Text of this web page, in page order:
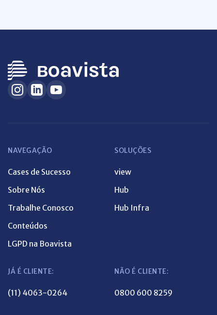
NAVEGAÇÃO
Cases de Sucesso
Sobre Nós
Trabalhe Conosco
Conteúdos
LGPD na Boavista
SOLUÇÕES
view
Hub
Hub Infra
JÁ É CLIENTE:
(11) 4063-0264
NÃO É CLIENTE:
0800 600 8259